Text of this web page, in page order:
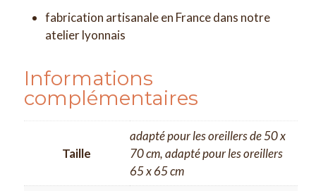
fabrication artisanale en France dans notre
atelier lyonnais
Informations
complémentaires
Taille
adapté pour les oreillers de 50 x
70 cm, adapté pour les oreillers
65 x 65 cm